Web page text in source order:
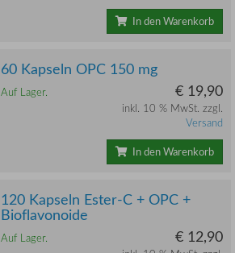
In den Warenkorb
60 Kapseln OPC 150 mg
Auf Lager. € 19,90
inkl. 10 % MwSt. zzgl.
Versand
In den Warenkorb
120 Kapseln Ester-C + OPC +
Bioflavonoide
Auf Lager. € 12,90